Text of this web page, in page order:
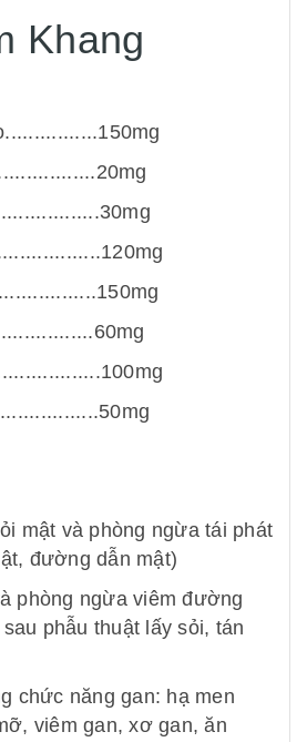
Khang
mật và phòng ngừa tái phát
đường dẫn mật)
phòng ngừa viêm đường
phẫu thuật lấy sỏi, tán
chức năng gan: hạ men
viêm gan, xơ gan, ăn